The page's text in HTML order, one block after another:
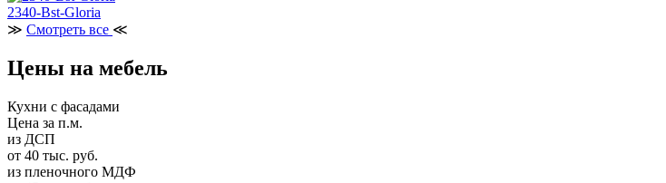
2340-Bst-Gloria
≫ Смотреть все ≪
Цены на мебель
Кухни с фасадами
Цена за п.м.
из ДСП
от 40 тыс. руб.
из пленочного МДФ